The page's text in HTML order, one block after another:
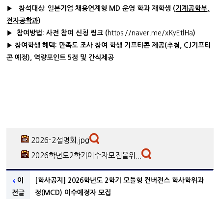
▶참석대상: 일본기업 채용연계형 MD운영 학과 재학생 (기계공학부
전자공학과)
▶참여방법:사전 참여 신청 링크 ( https://naver.me/xKyEtlHa)
▶참여학생 혜택: 만족도 조사 참여 학생 기프티콘 제공(추첨 , CJ 기프티
콘 예정), 역량포인트 5점 및 간식제공
2026-2설명회.jpg
2026학년도2학기이수자모집을위...
이
전글
[학사공지] 2026학년도 2학기 모듈형 컨버전스 학사학위과
정(MCD) 이수예정자 모집